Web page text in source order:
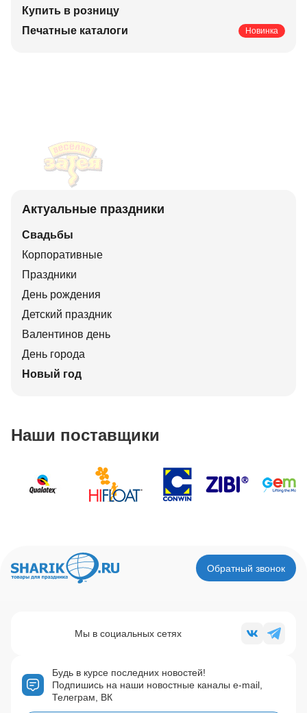
Купить в розницу
Печатные каталоги
Новинка
Актуальные праздники
Свадьбы
Корпоративные
Праздники
День рождения
Детский праздник
Валентинов день
День города
Новый год
Наши поставщики
Обратный звонок
Будь в курсе последних новостей!
Подпишись на наши новостные каналы e-mail,
Телеграм, ВК
Мы в социальных сетях